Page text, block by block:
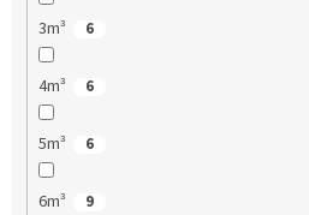
3m³ 6
4m³ 6
5m³ 6
6m³ 9